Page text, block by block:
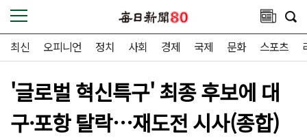
최신 오피니언 정치 사회 경제 국제 문화 스포츠
'글로벌 혁신특구' 최종 후보에 대
구·포항 탈락…재도전 시사(종합)